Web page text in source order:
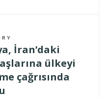
İran’daki
ülkeyi
çağrısında